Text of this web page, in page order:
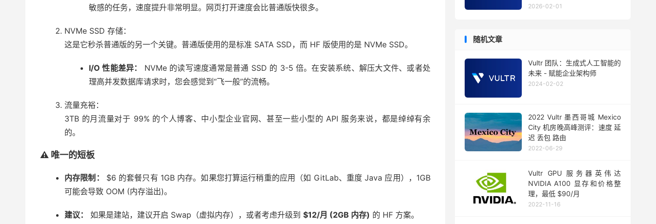
敏感的任务，速度提升非常明显。网页打开速度会比普通版快很多。
NVMe SSD 存储：
这是它秒杀普通版的另一个关键。普通版使用的是标准 SATA SSD，而 HF 版使用的是 NVMe SSD。
I/O 性能差异：
NVMe 的读写速度通常是普通 SSD 的 3-5 倍。在安装系统、解压大文件、或者处
理高并发数据库请求时，您会感觉到“飞一般”的流畅。
流量充裕：
3TB 的月流量对于 99% 的个人博客、中小型企业官网、甚至一些小型的 API 服务来说，都是绰绰有余
的。
⚠️ 唯一的短板
内存限制：
$6 的套餐只有 1GB 内存。如果您打算运行稍重的应用（如 GitLab、重度 Java 应用），1GB
可能会导致 OOM (内存溢出)。
建议： 如果是建站，建议开启 Swap（虚拟内存），或者考虑升级到 $12/月 (2GB 内存) 的 HF 方案。
2026-02-01
随机文章
Vultr 团队：生成式人工智能的
未来 - 赋能企业架构师
2024-02-02
2022 Vultr 墨西哥城 Mexico
City 机房晚高峰测评：速度 延
迟 丢包 路由
2022-06-29
Vultr GPU 服务器英伟达
NVIDIA A100 显存和价格整
理，最低 $90/月
2022-11-16